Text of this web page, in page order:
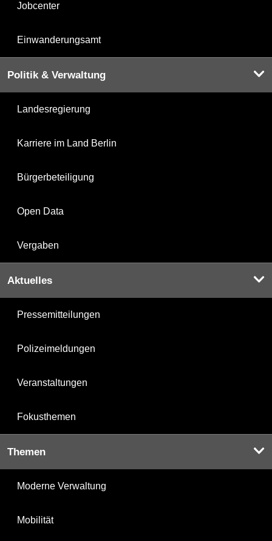
Jobcenter
Einwanderungsamt
Politik & Verwaltung
Landesregierung
Karriere im Land Berlin
Bürgerbeteiligung
Open Data
Vergaben
Aktuelles
Pressemitteilungen
Polizeimeldungen
Veranstaltungen
Fokusthemen
Themen
Moderne Verwaltung
Mobilität